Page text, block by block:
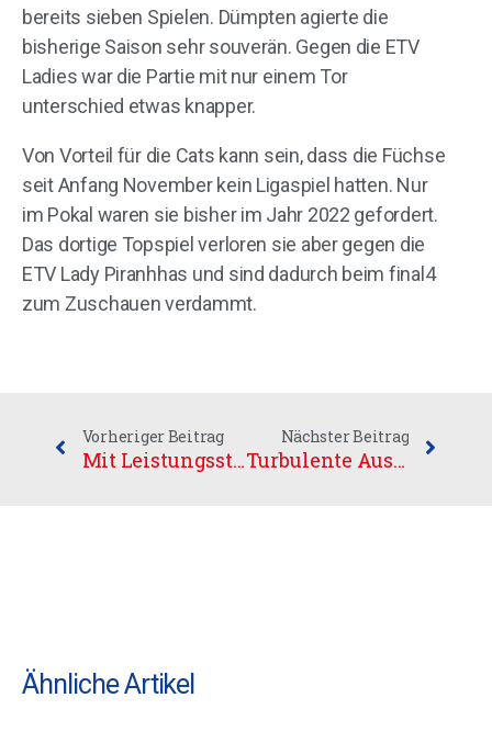
bereits sieben Spielen. Dümpten agierte die
bisherige Saison sehr souverän. Gegen die ETV
Ladies war die Partie mit nur einem Tor
unterschied etwas knapper.
Von Vorteil für die Cats kann sein, dass die Füchse
seit Anfang November kein Ligaspiel hatten. Nur
im Pokal waren sie bisher im Jahr 2022 gefordert.
Das dortige Topspiel verloren sie aber gegen die
ETV Lady Piranhhas und sind dadurch beim final4
zum Zuschauen verdammt.
Vorheriger Beitrag
Mit Leistungssteigerung zum Sieg
Nächster Beitrag
Turbulente Auswärtsfahrt mit einem Sieg und einer Spielverlegung
Ähnliche Artikel